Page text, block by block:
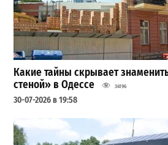
Какие тайны скрывает
стеной» в Одессе
34196
30-07-2026 в 19:58